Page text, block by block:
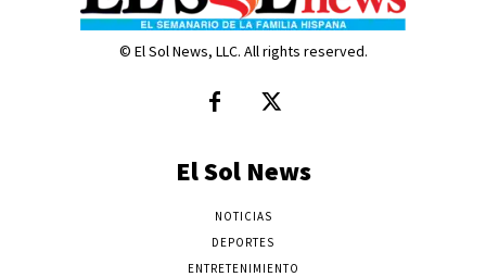
© El Sol News, LLC. All rights reserved.
El Sol News
NOTICIAS
DEPORTES
ENTRETENIMIENTO